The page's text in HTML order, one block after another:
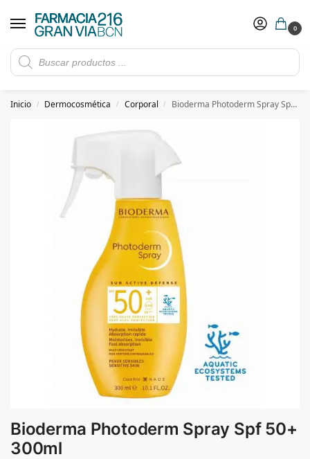
0
Rebajas de verano hasta -30%
​ 5€ de descuento con el cupón 5GRANVIA (compras superiores a 150€)
Inicio / Dermocosmética / Corporal / Bioderma Photoderm Spray Spf 50+ 300ml
Bioderma Photoderm Spray Spf 50+
300ml